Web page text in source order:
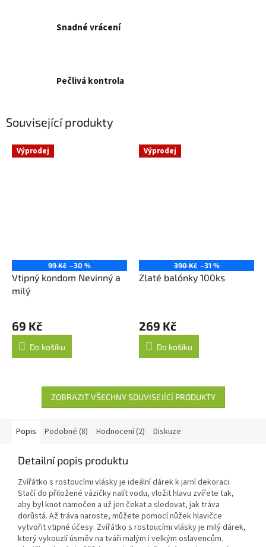
Snadné vrácení
Pečlivá kontrola
Související produkty
Výprodej
99 Kč –30 %
Vtipný kondom Nevinný a
milý
69 Kč
Do košíku
Výprodej
390 Kč –31 %
Zlaté balónky 100ks
269 Kč
Do košíku
ZOBRAZIT VŠECHNY SOUVISEJÍCÍ PRODUKTY
Popis Podobné (8) Hodnocení (2) Diskuze
Detailní popis produktu
Zvířátko s rostoucími vlásky je ideální dárek k jarní dekoraci.
Stačí do přiložené vázičky nalít vodu, vložit hlavu zvířete tak,
aby byl knot namočen a už jen čekat a sledovat, jak tráva
dorůstá. Až tráva naroste, můžete pomocí nůžek hlavičce
vytvořit vtipné účesy. Zvířátko s rostoucími vlásky je milý dárek,
který vykouzlí úsměv na tváři malým i velkým oslavencům.